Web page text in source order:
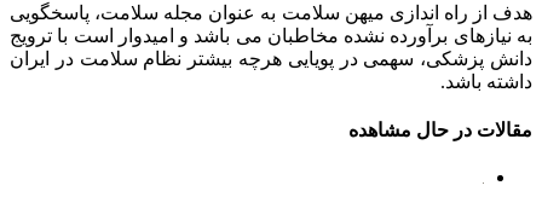
هدف از راه اندازی میهن سلامت به عنوان مجله سلامت، پاسخگویی
به نیازهای برآورده نشده مخاطبان می باشد و امیدوار است با ترویج
دانش پزشکی، سهمی در پویایی هرچه بیشتر نظام سلامت در ایران
داشته باشد.
مقالات در حال مشاهده